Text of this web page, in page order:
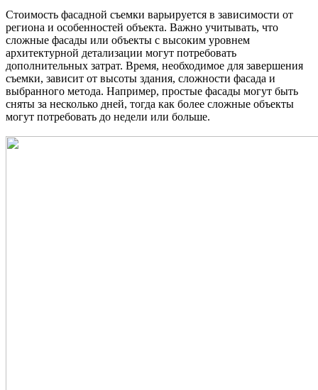
Стоимость фасадной съемки варьируется в зависимости от
региона и особенностей объекта. Важно учитывать, что
сложные фасады или объекты с высоким уровнем
архитектурной детализации могут потребовать
дополнительных затрат. Время, необходимое для завершения
съемки, зависит от высоты здания, сложности фасада и
выбранного метода. Например, простые фасады могут быть
сняты за несколько дней, тогда как более сложные объекты
могут потребовать до недели или больше.